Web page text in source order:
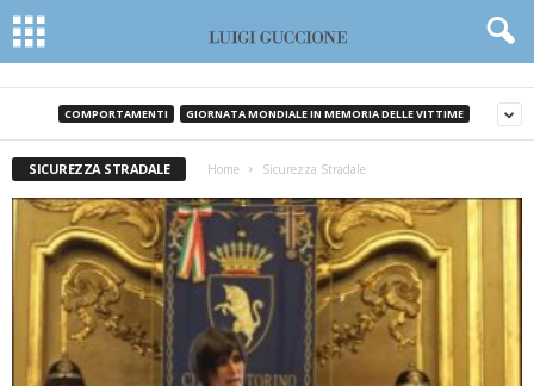
COMPORTAMENTI GIORNATA MONDIALE IN MEMORIA DELLE VITTIME
SICUREZZA STRADALE Home Sicurezza Stradale